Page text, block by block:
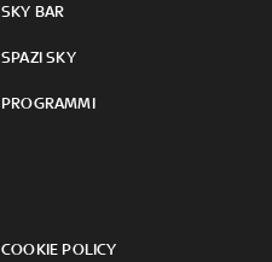
SKY BAR
SPAZI SKY
PROGRAMMI
COOKIE POLICY